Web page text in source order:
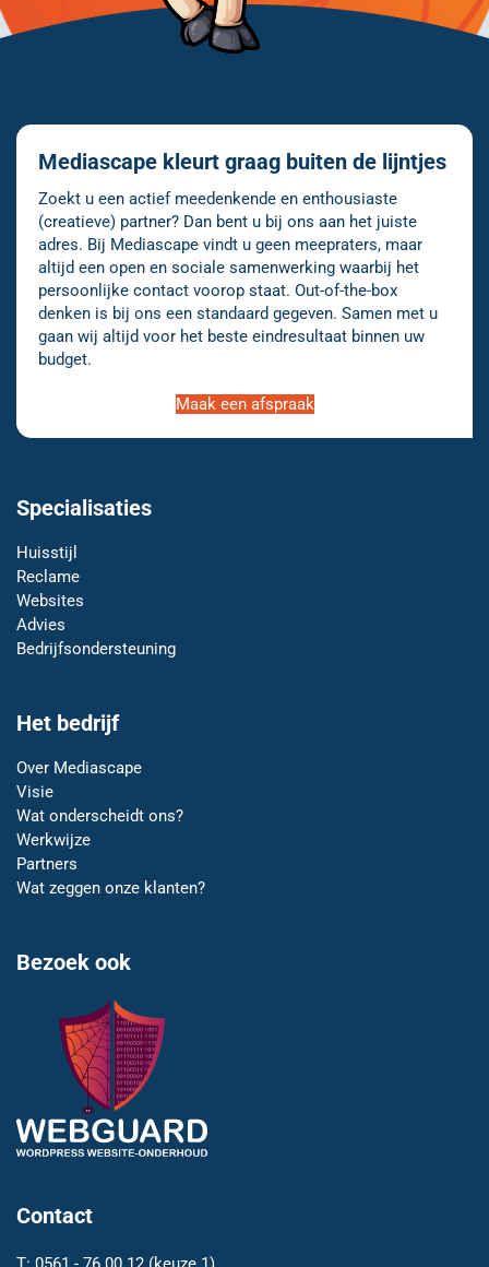
Mediascape kleurt graag buiten de lijntjes
Zoekt u een actief meedenkende en enthousiaste
(creatieve) partner? Dan bent u bij ons aan het juiste
adres. Bij Mediascape vindt u geen meepraters, maar
altijd een open en sociale samenwerking waarbij het
persoonlijke contact voorop staat. Out-of-the-box
denken is bij ons een standaard gegeven. Samen met u
gaan wij altijd voor het beste eindresultaat binnen uw
budget.
Maak een afspraak
Specialisaties
Huisstijl
Reclame
Websites
Advies
Bedrijfsondersteuning
Het bedrijf
Over Mediascape
Visie
Wat onderscheidt ons?
Werkwijze
Partners
Wat zeggen onze klanten?
Bezoek ook
Contact